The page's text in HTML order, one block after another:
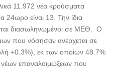
11.972 νέα κρούσματα
24ωρο είναι 13. Την ίδια
διασωληνωμένοι σε ΜΕΘ. Ο
που νόσησαν ανέρχεται σε
+0.3%), εκ των οποίων 48.7%
επαναλοιμώξεων που